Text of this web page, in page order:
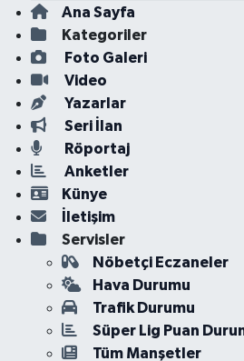
Ana Sayfa
Kategoriler
Foto Galeri
Video
Yazarlar
Seri İlan
Röportaj
Anketler
Künye
İletişim
Servisler
Nöbetçi Eczaneler
Hava Durumu
Trafik Durumu
Süper Lig Puan
Tüm Manşetler